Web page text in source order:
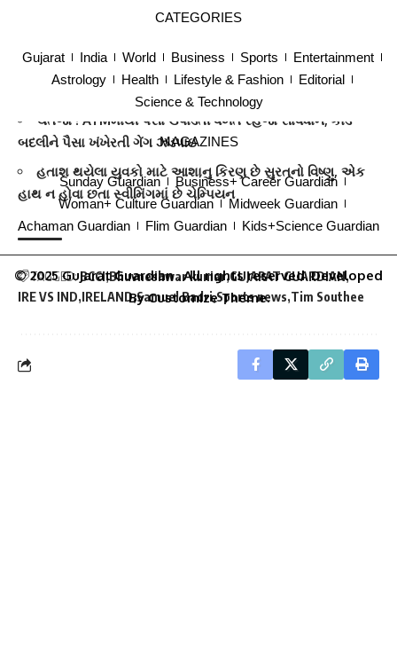
આયર્લેન્ડે ભારતને 109 રનનો ટાર્ગેટ આપ્યો હતો. દીપક હુડ્ડાના 29
જીતી લીધી હતી. હવે બંને ટીમ વચ્ચે અંતિમ ટી20 મુકાબલો 28 જૂને
ચેતજો ! ATMમાંથી પૈસા ઉપાડતી વખતે રહેજો સાવધાન, કાર્ડ
બદલીને પૈસા ખંખેરતી ગેંગ ઝડપાઇ
હતાશ થયેલા યુવકો માટે આશાનુ કિરણ છે સુરતનો વિષ્ણુ, એક
હાથ ન હોવા છતા સ્વીમિંગમાં છે ચેમ્પિયન
TAGGED: BCCI Bhuvneshwar kumar GUJARAT GUARDIAN
IRE VS IND IRELAND Samuel Badri Sports news Tim Southee
CATEGORIES
Gujarat India World Business Sports
Entertainment
Astrology
Health Lifestyle & Fashion
Editorial
Science & Technology
MAGAZINES
Sunday Guardian
Business+ Career Guardian
Woman+ Culture Guardian
Midweek Guardian
Achaman Guardian
Flim Guardian Kids+Science Guardian
© 2025Gujarat Guardian. All rights reserved. Developed
ByCustomize Theme.